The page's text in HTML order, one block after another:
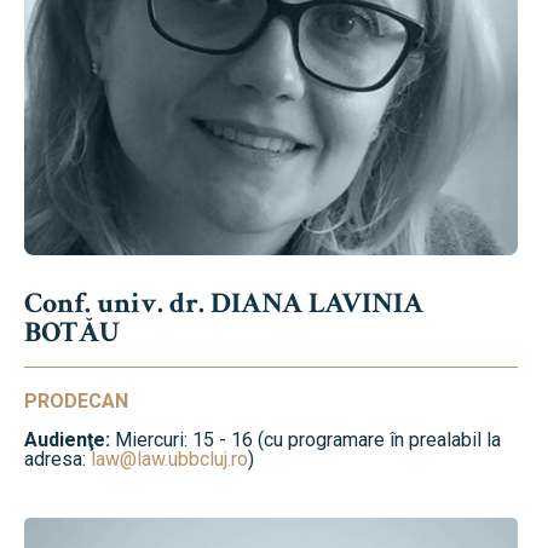
Conf. univ. dr. DIANA LAVINIA
BOTĂU
PRODECAN
Audienţe: Miercuri: 15 - 16 (cu programare în prealabil la
adresa: law@law.ubbcluj.ro)